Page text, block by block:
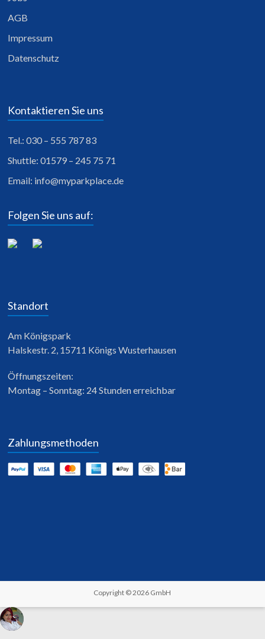
AGB
Impressum
Datenschutz
Kontaktieren Sie uns
Tel.: 030 – 555 787 83
Shuttle: 01579 – 245 75 71
Email: info@myparkplace.de
Folgen Sie uns auf:
Standort
Am Königspark
Halskestr. 2, 15711 Königs Wusterhausen
Öffnungszeiten:
Montag – Sonntag: 24 Stunden erreichbar
Zahlungsmethoden
Copyright © 2026 GmbH